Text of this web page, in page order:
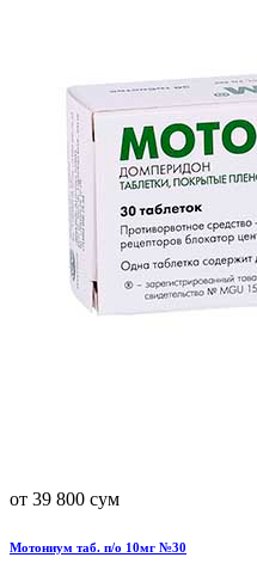
от 39 800 сум
Мотониум таб. п/о 10мг №30